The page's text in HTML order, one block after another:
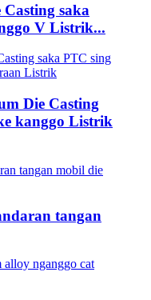
saka
V Listrik...
Die Casting
kanggo Listrik
tangan